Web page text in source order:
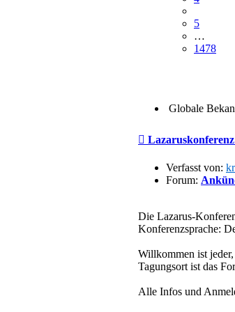
5
…
1478
Globale
Beitrag
Verfasst von:
Forum:
Die Lazarus-
Konferenzsprache:
Willkommen ist
Tagungsort ist das
Alle Infos und